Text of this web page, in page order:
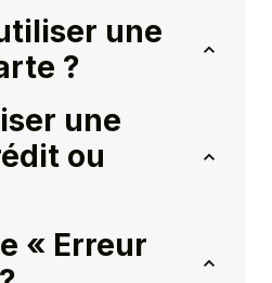
une
?
une
ou
« Erreur